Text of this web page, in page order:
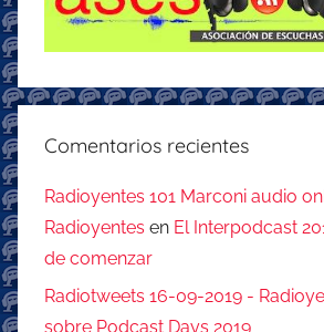
Comentarios recientes
Radioyentes 101 Marconi audio
Radioyentes en El Interpodcast
de comenzar
Radiotweets 16-09-2019 -
sobre Podcast Days 2019